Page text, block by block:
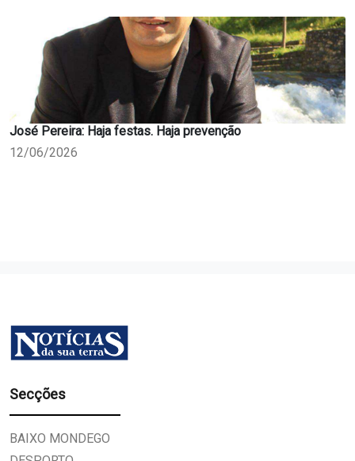
José Pereira: Haja festas. Haja prevenção
12/06/2026
Secções
BAIXO MONDEGO